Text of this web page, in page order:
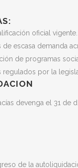
oficial vigente.
de escasa demanda
de programas
regulados por la
devenga el 31
de la